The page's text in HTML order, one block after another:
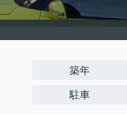
築年
駐車